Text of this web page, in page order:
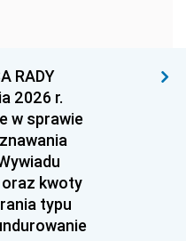
1939
1936
RADY
2026 r.
w sprawie
kwoty
typu